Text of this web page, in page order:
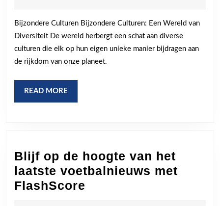
Bijzondere
Culturen
wereldwijd
Bijzondere Culturen Bijzondere Culturen: Een Wereld van
Diversiteit De wereld herbergt een schat aan diverse
culturen die elk op hun eigen unieke manier bijdragen aan
de rijkdom van onze planeet.
READ MORE
MORE
Blijf op de hoogte van het
laatste voetbalnieuws met
FlashScore
op